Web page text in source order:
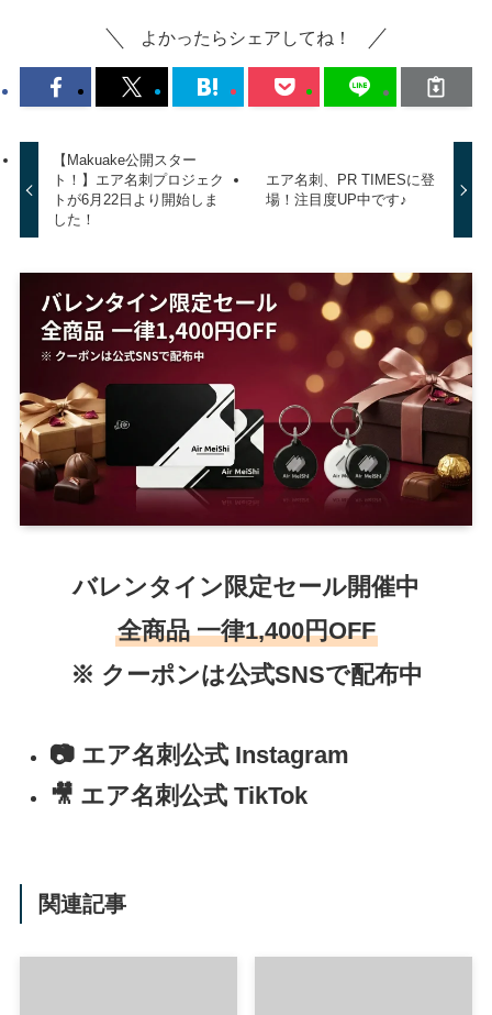
よかったらシェアしてね！
【Makuake公開スター
ト！】エア名刺プロジェク
トが6月22日より開始しま
した！
エア名刺、PR TIMESに登
場！注目度UP中です♪
バレンタイン限定セール開催中
全商品 一律1,400円OFF
※ クーポンは公式SNSで配布中
📷 エア名刺公式 Instagram
🎥 エア名刺公式 TikTok
関連記事